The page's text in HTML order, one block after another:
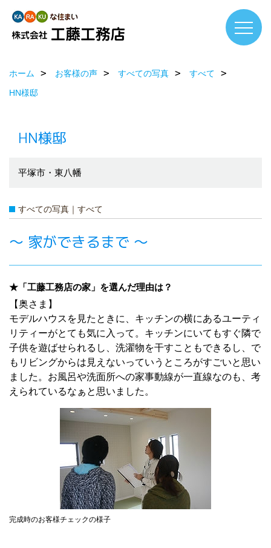
ホーム お客様の声 すべての写真
すべて
HN様邸
HN様邸
平塚市・東八幡
すべての写真｜すべて
～ 家ができるまで ～
★「工藤工務店の家」を選んだ理由は？
【奥さま】
モデルハウスを見たときに、キッチンの横にあるユーティ
リティーがとても気に入って。キッチンにいてもすぐ隣で
子供を遊ばせられるし、洗濯物を干すこともできるし、で
もリビングからは見えないっていうところがすごいと思い
ました。お風呂や洗面所への家事動線が一直線なのも、考
えられているなぁと思いました。
完成時のお客様チェックの様子